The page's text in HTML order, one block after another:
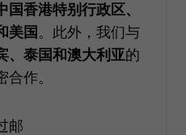
国香港特别行政区、
美国 。此外，我们与
、泰国和澳大利亚的
作。
邮